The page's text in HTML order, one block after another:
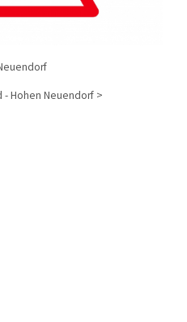
- Hohen Neuendorf >